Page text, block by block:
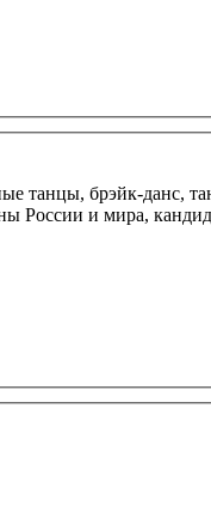
танцы, брэйк-данс,
России и мира,